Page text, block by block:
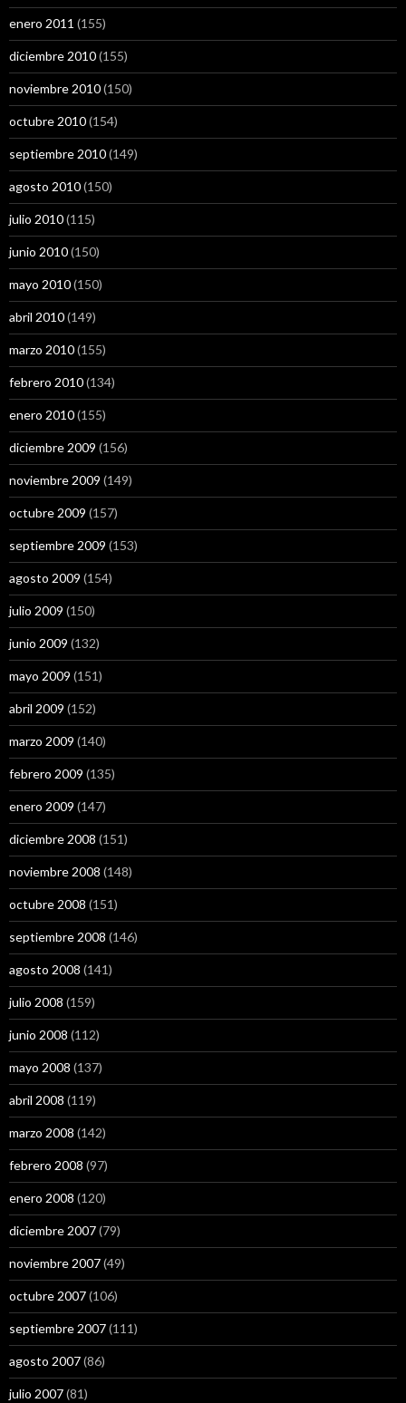
enero 2011 (155)
diciembre 2010(155)
noviembre 2010(150)
octubre 2010(154)
septiembre 2010(149)
agosto 2010(150)
julio 2010(115)
junio 2010(150)
mayo 2010(150)
abril 2010(149)
marzo 2010(155)
febrero 2010(134)
enero 2010(155)
diciembre 2009 (156)
noviembre 2009 (149)
octubre 2009 (157)
septiembre 2009 (153)
agosto 2009 (154)
julio 2009 (150)
junio 2009 (132)
mayo 2009 (151)
abril 2009 (152)
marzo 2009 (140)
febrero 2009 (135)
enero 2009 (147)
diciembre 2008 (151)
noviembre 2008 (148)
octubre 2008 (151)
septiembre 2008 (146)
agosto 2008 (141)
julio 2008 (159)
junio 2008 (112)
mayo 2008 (137)
abril 2008 (119)
marzo 2008 (142)
febrero 2008 (97)
enero 2008 (120)
diciembre 2007(79)
noviembre 2007(49)
octubre 2007(106)
septiembre 2007(111)
agosto 2007(86)
julio 2007(81)